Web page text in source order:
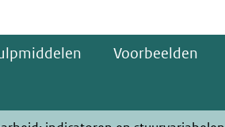
Voorbeelden